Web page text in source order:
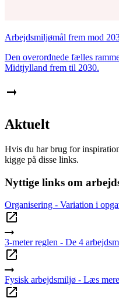
Arbejdsmiljømål frem mod
Den overordnede fælles
Midtjylland frem til 2030.
Aktuelt
Hvis du har brug for
kigge på disse links.
Nyttige links om
Organisering - Variation i
3-meter reglen - De 4
Fysisk arbejdsmiljø - Læs